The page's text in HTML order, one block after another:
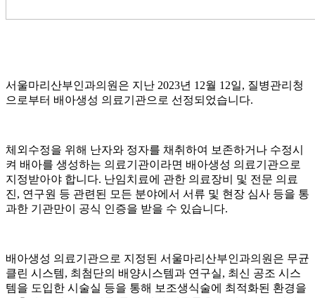
서울마리산부인과의원은 지난 2023년 12월 12일, 질병관리청
으로부터 배아생성 의료기관으로 선정되었습니다.
체외수정을 위해 난자와 정자를 채취하여 보존하거나 수정시
켜 배아를 생성하는 의료기관이라면 배아생성 의료기관으로
지정받아야 합니다. 난임치료에 관한 의료장비 및 전문 의료
진, 연구원 등 관련된 모든 분야에서 서류 및 현장 심사 등을 통
과한 기관만이 공식 인증을 받을 수 있습니다.
배아생성 의료기관으로 지정된 서울마리산부인과의원은 무균
클린 시스템, 최첨단의 배양시스템과 연구실, 최신 공조 시스
템을 도입한 시술실 등을 통해 보조생식술에 최적화된 환경을